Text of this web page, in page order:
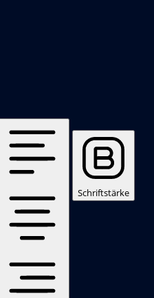
Schriftstärke